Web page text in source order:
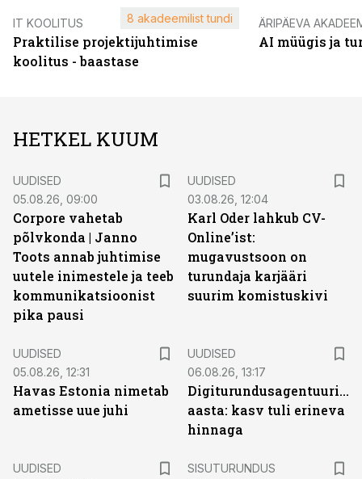
IT KOOLITUS
Praktilise projektijuhtimise
koolitus - baastase
8 akadeemilist tundi ÄRIPÄEVA
AI müügis ja
HETKEL KUUM
UUDISED
05.08.26, 09:00
Corpore vahetab
põlvkonda | Janno
Toots annab juhtimise
uutele inimestele ja teeb
kommunikatsioonist
pika pausi
UUDISED
03.08.26, 12:04
Karl Oder lahkub CV-
Online’ist:
mugavustsoon on
turundaja karjääri
suurim komistuskivi
UUDISED
05.08.26, 12:31
Havas Estonia nimetab
ametisse uue juhi
UUDISED
06.08.26, 13:17
Digiturundusagentuuride
aasta: kasv tuli erineva
hinnaga
UUDISED
SISUTURUNDUS